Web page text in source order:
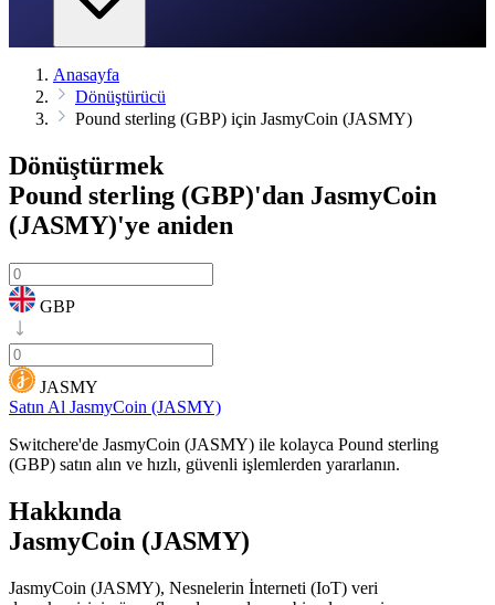
Anasayfa
Dönüştürücü
Pound sterling (GBP) için JasmyCoin (JASMY)
Dönüştürmek
Pound sterling (GBP)'dan JasmyCoin
(JASMY)'ye aniden
GBP
JASMY
Satın Al JasmyCoin (JASMY)
Switchere'de JasmyCoin (JASMY) ile kolayca Pound sterling
(GBP) satın alın ve hızlı, güvenli işlemlerden yararlanın.
Hakkında
JasmyCoin (JASMY)
JasmyCoin (JASMY), Nesnelerin İnterneti (IoT) veri